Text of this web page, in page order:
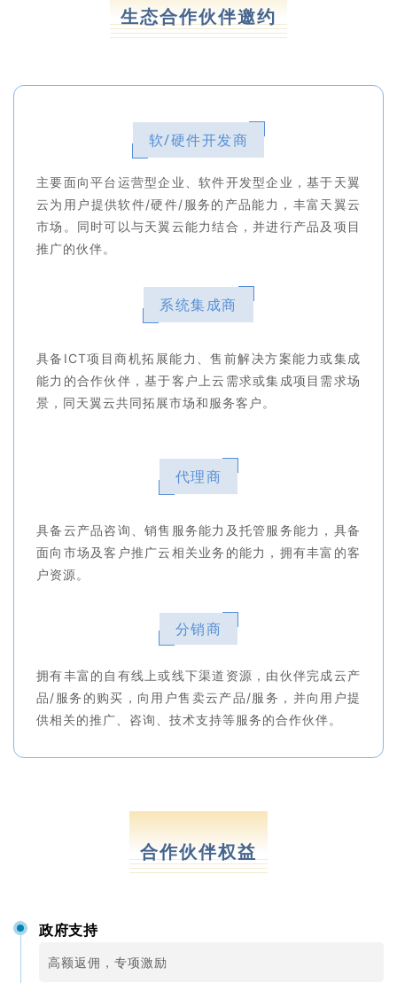
生态合作伙伴邀约
软/硬件开发商
主要面向平台运营型企业、软件开发型企业，基于天翼
云为用户提供软件/硬件/服务的产品能力，丰富天翼云
市场。同时可以与天翼云能力结合，并进行产品及项目
推广的伙伴。
系统集成商
具备ICT项目商机拓展能力、售前解决方案能力或集成
能力的合作伙伴，基于客户上云需求或集成项目需求场
景，同天翼云共同拓展市场和服务客户。
代理商
具备云产品咨询、销售服务能力及托管服务能力，具备
面向市场及客户推广云相关业务的能力，拥有丰富的客
户资源。
分销商
拥有丰富的自有线上或线下渠道资源，由伙伴完成云产
品/服务的购买，向用户售卖云产品/服务，并向用户提
供相关的推广、咨询、技术支持等服务的合作伙伴。
Partners
合作伙伴权益
政府支持
高额返佣，专项激励